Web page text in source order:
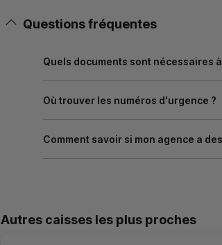
Questions fréquentes
Quels documents sont nécessaires
Où trouver les numéros d'urgence ?
Comment savoir si mon agence a
Autres caisses les plus proches